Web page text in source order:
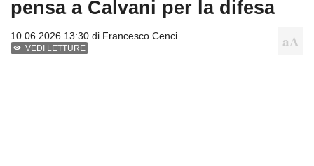
pensa a Calvani per la difesa
10.06.2026 13:30 di Francesco Cenci
VEDI LETTURE